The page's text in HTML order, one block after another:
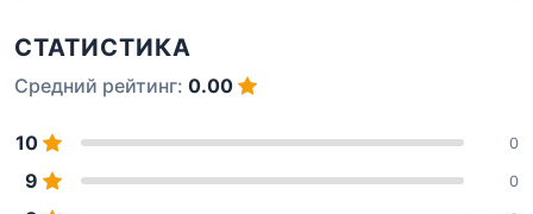
СТАТИСТИКА
Средний рейтинг: 0.00
10 0
9 0